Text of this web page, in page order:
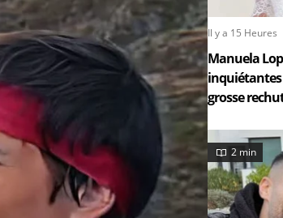
Il y a 15 Heures
Manuela
inquiétantes
grosse
2 min